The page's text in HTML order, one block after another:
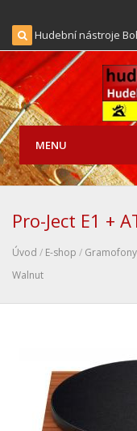
Hudební nástroje
MENU
Pro-Ject E1 +
Úvod / E-shop / Gramofony
Walnut